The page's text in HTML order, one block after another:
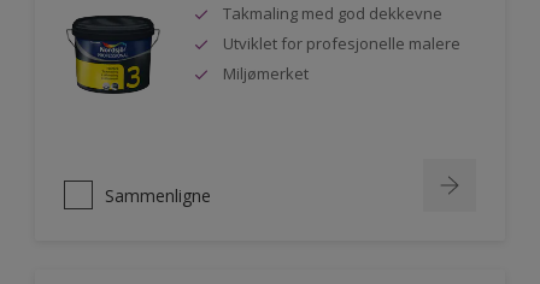
Takmaling med god dekkevne
Utviklet for profesjonelle malere
Miljømerket
Sammenligne